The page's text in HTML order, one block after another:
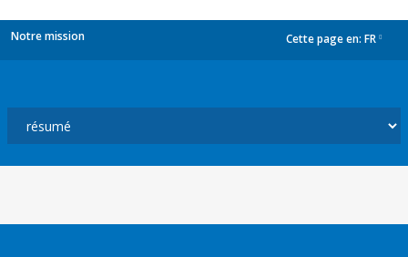
Notre mission Cette page en: FR